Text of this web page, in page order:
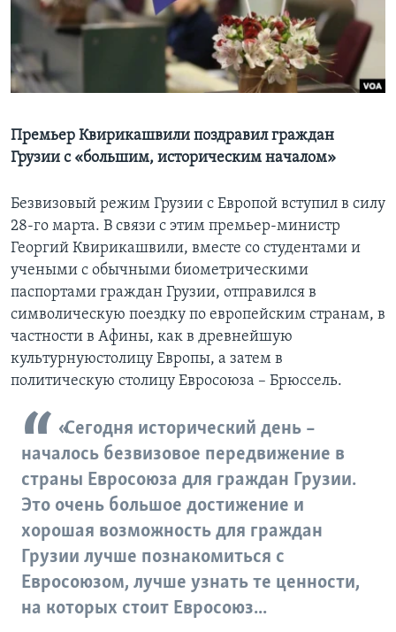
Learning English
СОЦИАЛЬНЫЕ СЕТИ
Языки
Премьер Квирикашвили поздравил граждан
Грузии с «большим, историческим началом»
Безвизовый режим Грузии с Европой вступил в силу
28-го марта. В связи с этим премьер-министр
Георгий Квирикашвили, вместе со студентами и
учеными с обычными биометрическими
паспортами граждан Грузии, отправился в
символическую поездку по европейским странам, в
частности в Афины, как в древнейшую
культурнуюстолицу Европы, а затем в
политическую столицу Евросоюза – Брюссель.
«Сегодня исторический день –
началось безвизовое передвижение в
страны Евросоюза для граждан Грузии.
Это очень большое достижение и
хорошая возможность для граждан
Грузии лучше познакомиться с
Евросоюзом, лучше узнать те ценности,
на которых стоит Евросоюз...